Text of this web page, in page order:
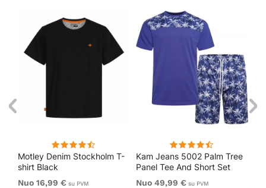
Motley Denim Stockholm T-
shirt Black
Nuo 16,99 € su PVM
Kam Jeans 5002 Palm Tree
Panel Tee And Short Set
Electric Blue
Nuo 49,99 € su PVM